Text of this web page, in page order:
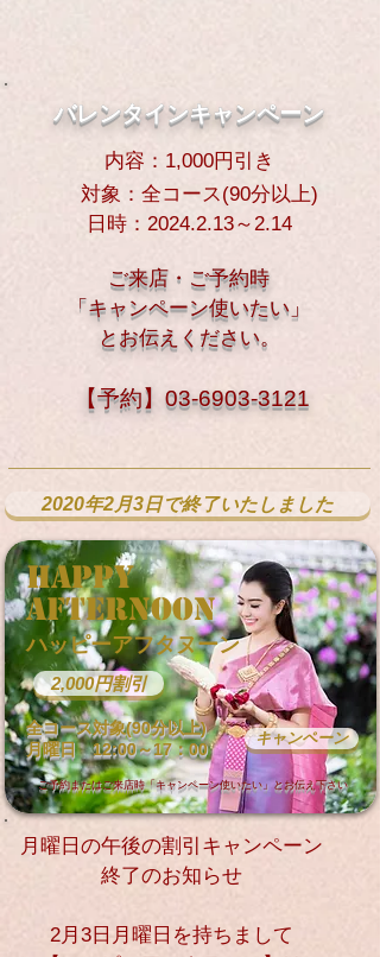
​バレンタインキャンペーン
内容：1,000円引き
対象：全コース(90分以上)
日時：2024.2.13～2.14
ご来店・ご予約時
「キャンペーン使いたい」
とお伝えください。
​【予約】 03-6903-3121
2020年2月3日で終了いたしました
​HAPPY
AFTERNOON
ハッピーアフタヌーン
2,000円割引
​全コース対象(90分以上)
​月曜日 12:00～17：00
キャンペーン
​ご予約またはご来店時「キャンペーン使いたい」とお伝え下さい
月曜日の午後の割引キャンペーン
終了のお知らせ
2月3日月曜日を持ちまして